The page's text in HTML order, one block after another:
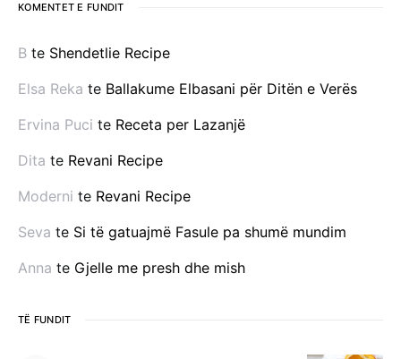
KOMENTET E FUNDIT
B te Shendetlie Recipe
Elsa Reka te Ballakume Elbasani për Ditën e Verës
Ervina Puci te Receta per Lazanjë
Dita te Revani Recipe
Moderni te Revani Recipe
Seva te Si të gatuajmë Fasule pa shumë mundim
Anna te Gjelle me presh dhe mish
TË FUNDIT